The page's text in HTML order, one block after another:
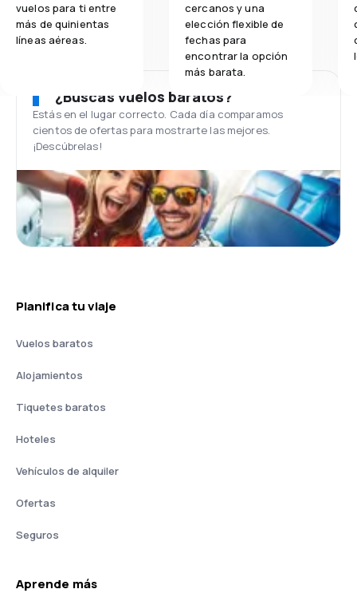
vuelos para ti entre
más de quinientas
líneas aéreas.
cercanos y una
elección flexible de
fechas para
encontrar la opción
más barata.
¿Buscas vuelos baratos?
Estás en el lugar correcto. Cada día comparamos
cientos de ofertas para mostrarte las mejores.
¡Descúbrelas!
Planifica tu viaje
Vuelos baratos
Alojamientos
Tiquetes baratos
Hoteles
Vehículos de alquiler
Ofertas
Seguros
Aprende más